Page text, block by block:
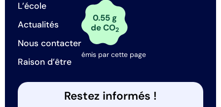
L’école
Actualités
Nous contacter
Raison d’être
0.55 g
de CO2
émis par cette page
Restez informés !